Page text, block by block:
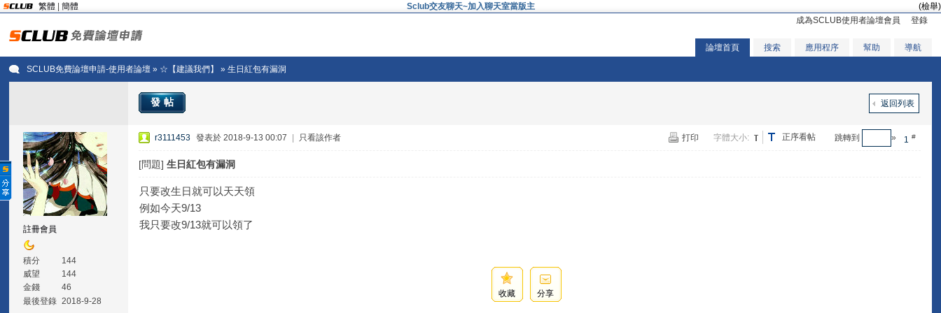
繁體 簡體 Sclub交友聊天~加入聊天室當版主
(檢舉)
成為SCLUB使用者論壇會員
登錄
論壇首頁 搜索 應用程序 幫助 導航
SCLUB免費論壇申請-使用者論壇 » ☆【建議我們】 » 生日紅包有漏洞
返回列表
發帖
註冊會員
積分
144
威望
144
金錢
46
最後登錄 2018-9-28
1 #
跳轉到 »
正序看帖
打印 字體大小:
r3111453 發表於 2018-9-13 00:07 只看該作者
[問題] 生日紅包有漏洞
只要改生日就可以天天領
例如今天9/13
我只要改9/13就可以領了
收藏 分享